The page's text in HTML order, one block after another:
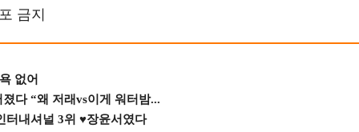
금지
없어
다 “왜 저래vs이게 워터밤...
터내셔널 3위 ♥장윤서였다